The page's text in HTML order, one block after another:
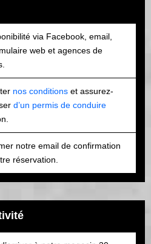
via Facebook, email,
web et agences de
nos conditions et assurez-
d’un permis de conduire
notre email de confirmation
réservation.